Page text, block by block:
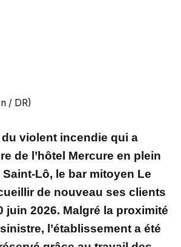
/ DR)
violent incendie qui a
de l’hôtel Mercure en plein
Lô, le bar mitoyen Le
de nouveau ses clients
juin 2026. Malgré la proximité
l’établissement a été